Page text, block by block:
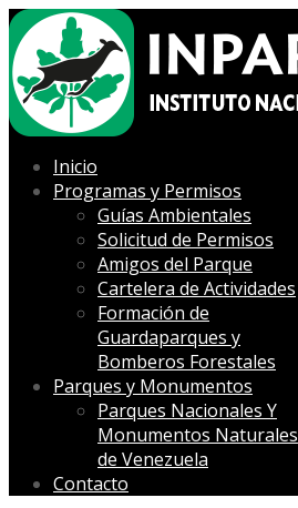
Inicio
Programas y Permisos
Guías Ambientales
Solicitud de Permisos
Amigos del Parque
Cartelera de Actividades
Formación de
Guardaparques y
Bomberos Forestales
Parques y Monumentos
Parques Nacionales Y
Monumentos Naturales
de Venezuela
Contacto